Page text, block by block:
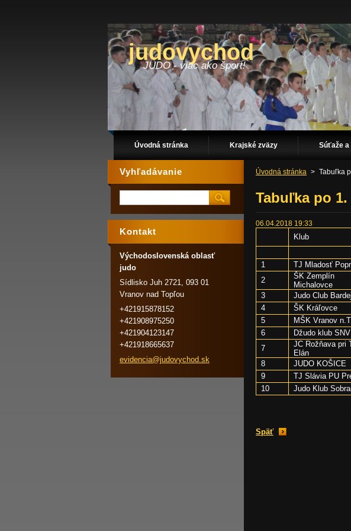
judovychod
JUDO - viac ako šport!
Úvodná stránka Krajské zväzy Súťaže
Úvodná stránka > Tabuľka
Tabuľka po
06.04.2018 19:33
Klub
1
TJ Mladosť
2
ŠK Zemplín
Michalovce
3
Judo Club
4
ŠK Kráľovce
5
MŠK Vranov
6
Džudo klub SNV
7
JC Rožňava pri
Elán
8
JUDO KOŠICE
9
TJ Slávia PU
10
Judo Klub
Späť
Vyhľadávanie
Kontakt
Východoslovenská oblasť
judo
Sídlisko Juh 2721, 093 01
Vranov nad Topľou
+421915878152
+421908975250
+421904123147
+421918665637
evidencia@judovychod.sk